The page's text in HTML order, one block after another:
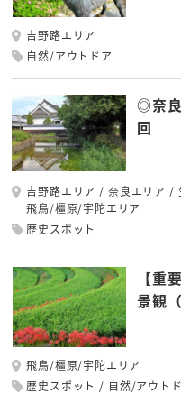
吉野路エリア
自然/アウトドア
◎奈
回
吉野路エリア 奈良エリア
飛鳥/橿原/宇陀エリア
歴史スポット
【重
景観
飛鳥/橿原/宇陀エリア
歴史スポット
自然/アウト